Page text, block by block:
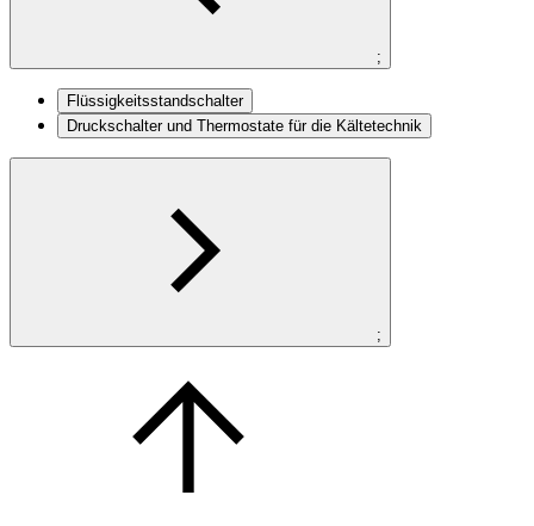
;
Flüssigkeitsstandschalter
Druckschalter und Thermostate für die Kältetechnik
;